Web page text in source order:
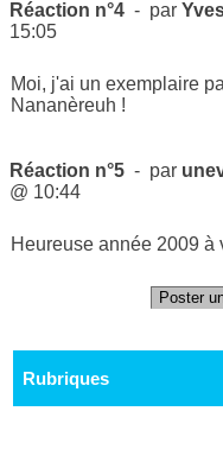
Réaction n°4 - par
15:05
Moi, j'ai un exemplaire
Nananèreuh !
Réaction n°5 - par
@ 10:44
Heureuse année 2009 à
Poster
Rubriques